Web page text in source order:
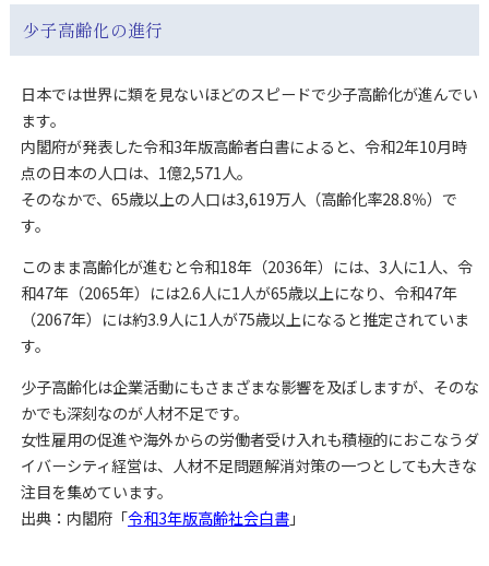
少子高齢化の進行
日本では世界に類を見ないほどのスピードで少子高齢化が進んでい
ます。
内閣府が発表した令和3年版高齢者白書によると、令和2年10月時
点の日本の人口は、1億2,571人。
そのなかで、65歳以上の人口は3,619万人（高齢化率28.8％）で
す。
このまま高齢化が進むと令和18年（2036年）には、3人に1人、令
和47年（2065年）には2.6人に1人が65歳以上になり、令和47年
（2067年）には約3.9人に1人が75歳以上になると推定されていま
す。
少子高齢化は企業活動にもさまざまな影響を及ぼしますが、そのな
かでも深刻なのが人材不足です。
女性雇用の促進や海外からの労働者受け入れも積極的におこなうダ
イバーシティ経営は、人材不足問題解消対策の一つとしても大きな
注目を集めています。
出典：内閣府「令和3年版高齢社会白書」